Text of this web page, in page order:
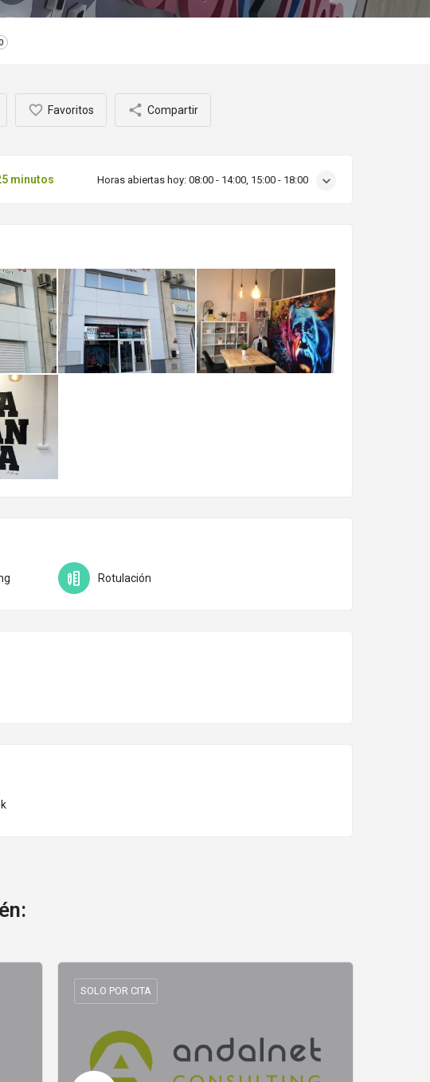
Favoritos Compartir
minutos Horas abiertas hoy: 08:00 - 14:00, 15:00 - 18:00
Rotulación
SOLO POR CITA